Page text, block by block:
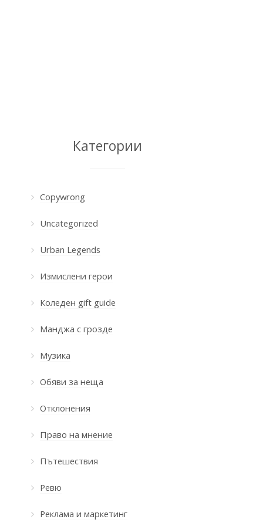
Категории
Copywrong
Uncategorized
Urban Legends
Измислени герои
Коледен gift guide
Манджа с грозде
Музика
Обяви за неща
Отклонения
Право на мнение
Пътешествия
Ревю
Реклама и маркетинг